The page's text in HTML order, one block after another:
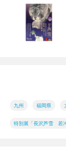
九州 福岡県
特別展「長沢芦雪 若